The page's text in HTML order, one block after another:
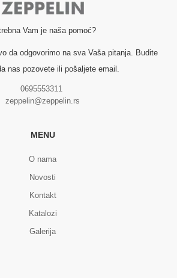
Vam je naša pomoć?
da odgovorimo na sva Vaša pitanja. Budite
nas pozovete ili pošaljete email.
0695553311
zeppelin@zeppelin.rs
MENU
O nama
Novosti
Kontakt
Katalozi
Galerija